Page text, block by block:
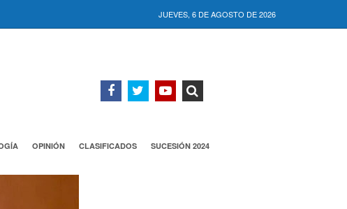
JUEVES, 6 DE AGOSTO DE 2026
OPINIÓN CLASIFICADOS SUCESIÓN 2024